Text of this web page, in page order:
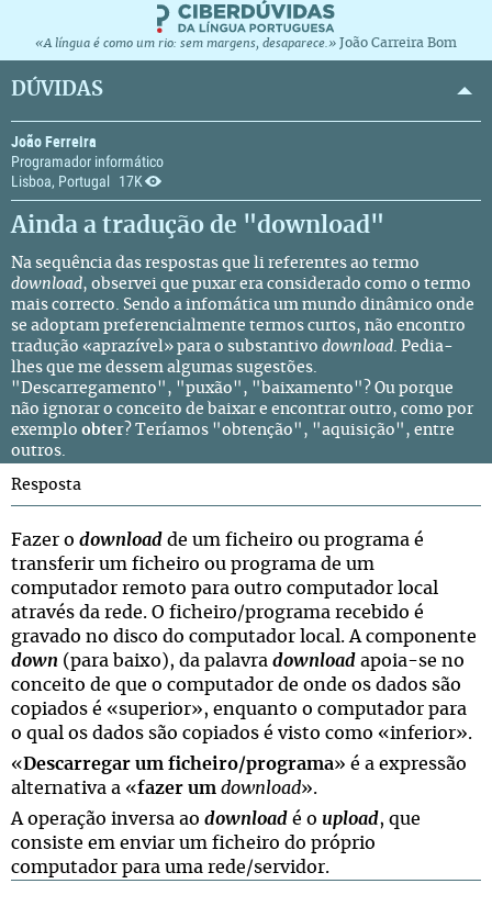
«A língua é como um rio: sem margens, desaparece.» João Carreira Bom
DÚVIDAS
João Ferreira
Programador informático
Lisboa, Portugal
17K
Ainda a tradução de "download"
Na sequência das respostas que li referentes ao termo
download, observei que puxar era considerado como o termo
mais correcto. Sendo a infomática um mundo dinâmico onde
se adoptam preferencialmente termos curtos, não encontro
tradução «aprazível» para o substantivo download. Pedia-
lhes que me dessem algumas sugestões.
"Descarregamento", "puxão", "baixamento"? Ou porque
não ignorar o conceito de baixar e encontrar outro, como por
exemplo obter? Teríamos "obtenção", "aquisição", entre
outros.
Resposta
Fazer o download de um ficheiro ou programa é
transferir um ficheiro ou programa de um
computador remoto para outro computador local
através da rede. O ficheiro/programa recebido é
gravado no disco do computador local. A componente
down (para baixo), da palavra download apoia-se no
conceito de que o computador de onde os dados são
copiados é «superior», enquanto o computador para
o qual os dados são copiados é visto como «inferior».
«Descarregar um ficheiro/programa» é a expressão
alternativa a «fazer um download».
A operação inversa ao download é o upload, que
consiste em enviar um ficheiro do próprio
computador para uma rede/servidor.